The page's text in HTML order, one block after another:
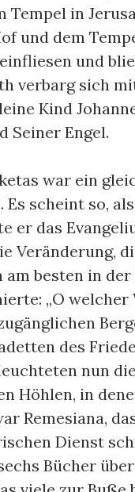
Tempel in
und dem
und
verbarg sich
Kind
Seiner Engel.
war ein
Es scheint so,
er das
Veränderung,
besten in
„O welcher
des
nun
Höhlen, in
Remesiana,
Dienst
Bücher